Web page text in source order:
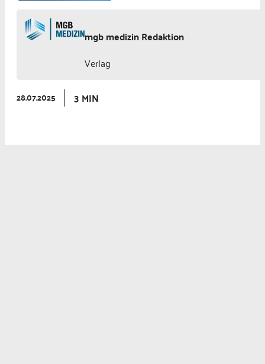
mgb medizin Redaktion
Verlag
28.07.2025 3 MIN